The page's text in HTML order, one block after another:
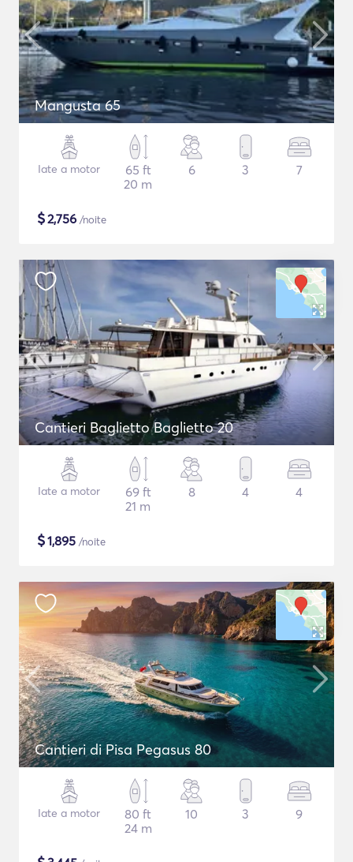
Mangusta 65
Iate a motor
65 ft
20 m
6 3 7
$2,756 /noite
Cantieri Baglietto Baglietto 20
Iate a motor
69 ft
21 m
8 4 4
$1,895 /noite
Cantieri di Pisa Pegasus 80
Iate a motor
80 ft
24 m
10 3 9